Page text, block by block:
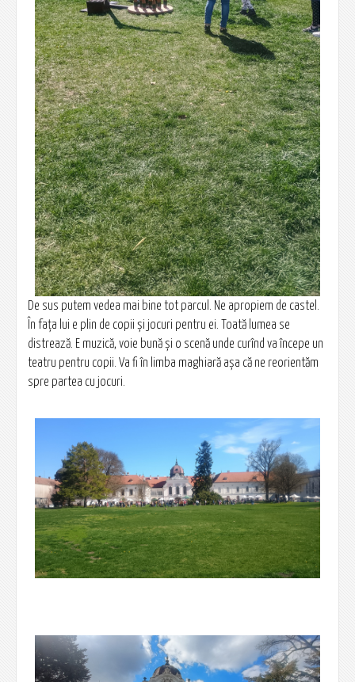
De sus putem vedea mai bine tot parcul. Ne apropiem de castel.
În fața lui e plin de copii și jocuri pentru ei. Toată lumea se
distrează. E muzică, voie bună și o scenă unde curînd va începe un
teatru pentru copii. Va fi în limba maghiară așa că ne reorientăm
spre partea cu jocuri.